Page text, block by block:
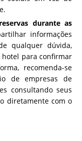
durante as
informações
qualquer dúvida,
para confirmar
recomenda-se
de empresas de
consultando seus
diretamente com o